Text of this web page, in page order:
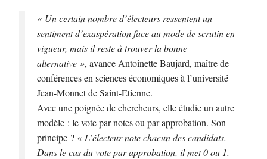
« Un certain nombre d’électeurs ressentent un
sentiment d’exaspération face au mode de scrutin en
vigueur, mais il reste à trouver la bonne
alternative », avance Antoinette ­Baujard, maître de
conférences en sciences économiques à l’université
Jean-Monnet de Saint-Etienne.
Avec une poignée de chercheurs, elle étudie un autre
modèle : le vote par notes ou par approbation. Son
principe ? « L’électeur note chacun des candidats.
Dans le cas du vote par approbation, il met 0 ou 1.